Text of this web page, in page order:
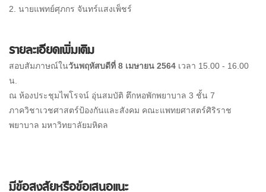
2. นายแพทย์ศุภกร จันทร์แสงเพ็ชร์
รายละเอียดเพิ่มเติม
สอบสัมภาษณ์ในวันพฤหัสบดีที่ 8 เมษายน 2564 เวลา 15.00 - 16.00
น.
ณ ห้องประชุมไพโรจน์ อุ่นสมบัติ ตึกหอพักพยาบาล 3 ชั้น 7
ภาควิชาเวชศาสตร์ป้องกันและสังคม คณะแพทยศาสตร์ศิริราช
พยาบาล มหาวิทยาลัยมหิดล
มีข้อสงสัยหรือข้อเสนอแนะ